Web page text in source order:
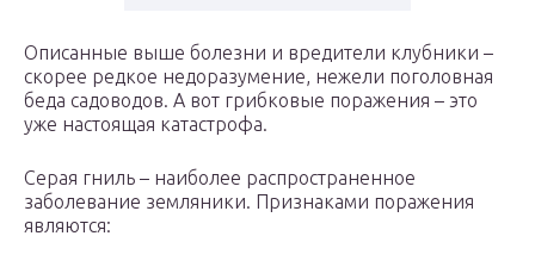
Описанные выше болезни и вредители клубники –
скорее редкое недоразумение, нежели поголовная
беда садоводов. А вот грибковые поражения – это
уже настоящая катастрофа.
Серая гниль – наиболее распространенное
заболевание земляники. Признаками поражения
являются: